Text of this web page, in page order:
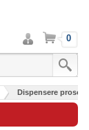
Intra
in
cont
Cos 0
Dispensere